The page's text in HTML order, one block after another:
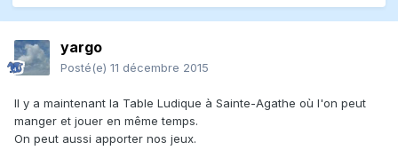
yargo
Posté(e) 11 décembre 2015
Il y a maintenant la Table Ludique à Sainte-Agathe où l'on peut
manger et jouer en même temps.
On peut aussi apporter nos jeux.